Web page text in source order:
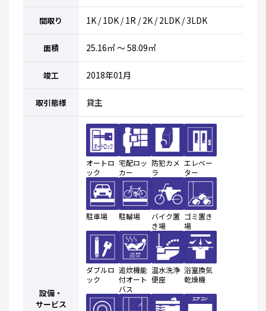
間取り 1K / 1DK / 1R / 2K / 2LDK / 3LDK
面積 25.16㎡ ～ 58.09㎡
竣工 2018年01月
取引態様 貸主
設備・
サービス
オートロ
ック
宅配ロッ
カー
防犯カメ
ラ
エレベー
ター
駐車場 駐輪場
バイク置
き場
ゴミ置き
場
ダブルロ
ック
追炊機能
付オート
バス
温水洗浄
便座
浴室換気
乾燥機